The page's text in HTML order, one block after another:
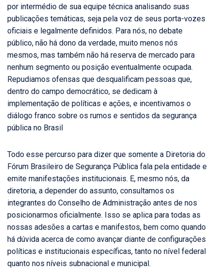
por intermédio de sua equipe técnica analisando suas
publicações temáticas, seja pela voz de seus porta-vozes
oficiais e legalmente definidos. Para nós, no debate
público, não há dono da verdade, muito menos nós
mesmos, mas também não há reserva de mercado para
nenhum segmento ou posição eventualmente ocupada.
Repudiamos ofensas que desqualificam pessoas que,
dentro do campo democrático, se dedicam à
implementação de políticas e ações, e incentivamos o
diálogo franco sobre os rumos e sentidos da segurança
pública no Brasil
Todo esse percurso para dizer que somente a Diretoria do
Fórum Brasileiro de Segurança Pública fala pela entidade e
emite manifestações institucionais. E, mesmo nós, da
diretoria, a depender do assunto, consultamos os
integrantes do Conselho de Administração antes de nos
posicionarmos oficialmente. Isso se aplica para todas as
nossas adesões a cartas e manifestos, bem como quando
há dúvida acerca de como avançar diante de configurações
políticas e institucionais específicas, tanto no nível federal
quanto nos níveis subnacional e municipal.